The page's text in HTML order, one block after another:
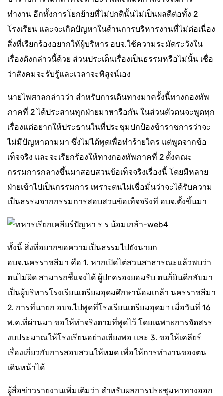
ทำงาน อีกทั้งการโยกย้ายที่ไม่ปกตินั้นไม่เป็นผลดีต่อทั้ง 2
โรงเรียน และจะเกิดปัญหาในด้านการบริหารงานที่ไม่ต่อเนื่อง
สิ่งที่เรียกร้องอยากให้ผู้บริหาร อบจ.ใช้ความระมัดระวังใน
เรื่องดังกล่าวนี้ด้วย ส่วนประเด็นเรื่องเป็นธรรมหรือไม่นั้น เชื่อ
ว่าสังคมจะรับรู้และเวลาจะพิสูจน์เอง
นายไพศาลกล่าวว่า สำหรับการเดินทางมาครั้งนี้ทางกองทัพ
ภาคที่ 2 ได้ประสานทุกฝ่ายมาหารือกัน ในส่วนตัวตนจะพูดทุก
เรื่องแต่อยากให้ประธานในที่ประชุมปกป้องข้าราชการว่าจะ
ไม่มีปัญหาตามมา ซึ่งไม่ได้พูดเพื่อทำร้ายใคร แต่พูดจากข้อ
เท็จจริง และจะเรียกร้องให้ทางกองทัพภาคที่ 2 ตั้งคณะ
กรรมการกลางขึ้นมาสอบสวนข้อเท็จจริงเรื่องนี้ โดยมีหลาย
ฝ่ายเข้าไปเป็นกรรมการ เพราะตนไม่เชื่อมั่นว่าจะได้รับความ
เป็นธรรมจากกรรมการสอบสวนข้อเท็จจริงที่ อบจ.ตั้งขึ้นมา
ทั้งนี้ สิ่งที่อยากขอความเป็นธรรมไปยังนายก
อบจ.นครราชสีมา คือ 1. หากเปิดไต่สวนสาธารณะแล้วพบว่า
ตนไม่ผิด สามารถชี้แจงได้ ผู้ปกครองยอมรับ ตนก็ยินดีกลับมา
เป็นผู้บริหารโรงเรียนเตรียมอุดมศึกษาน้อมเกล้า นครราชสีมา
2. การที่นายก อบจ.ไปพูดที่โรงเรียนเตรียมอุดมฯ เมื่อวันที่ 16
พ.ค.ที่ผ่านมา ขอให้ทำจริงตามที่พูดไว้ โดยเฉพาะการจัดสรร
งบประมาณให้โรงเรียนอย่างเพียงพอ และ 3. ขอให้เคลียร์
เรื่องเกี่ยวกับการสอบสวนให้หมด เพื่อให้การทำงานของตน
เดินหน้าได้
ผู้สื่อข่าวรายงานเพิ่มเติมว่า สำหรับผลการประชุมหาทางออก